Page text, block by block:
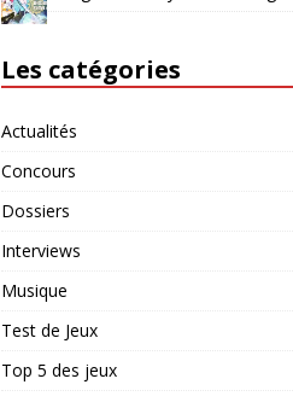
Les catégories
Actualités
Concours
Dossiers
Interviews
Musique
Test de Jeux
Top 5 des jeux